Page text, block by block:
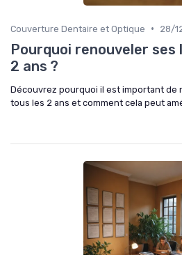
Couverture Dentaire et Optique • 28/
Pourquoi renouveler
2 ans ?
Découvrez pourquoi il est important de
tous les 2 ans et comment cela peut